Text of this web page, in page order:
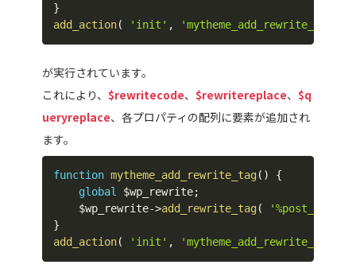
}
add_action( 'init' , 'mytheme_add_rewrite_tag'
が実行されています。
これにより、 $rewritecode、 $rewritereplace、 $q
ueryreplace、各プロパティの配列に要素が追加され
ます。
function mytheme_add_rewrite_tag( )
{
global
$wp_rewrite;
$wp_rewrite->add_rewrite_tag( '%post_type%'
}
add_action( 'init' , 'mytheme_add_rewrite_tag'